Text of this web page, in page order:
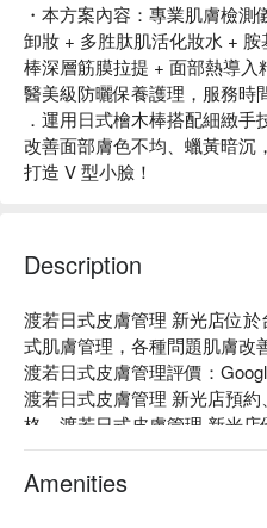
・本方案內容：專業肌膚檢
卸妝 + 多胜肽肌活化妝水 +
棒深層筋膜拉提 + 面部熱導
醫美級防曬保養護理，服務時
．運用日式檜木棒搭配細緻手
改善面部膚色不均、蠟黃暗沉
打造 V 型小臉！
Description
渡若日式皮膚管理 新光店位
式肌膚管理，各種問題肌膚改
渡若日式皮膚管理評價：
渡若日式皮膚管理 新光店預
格、渡若日式皮膚管理 新光
Amenities